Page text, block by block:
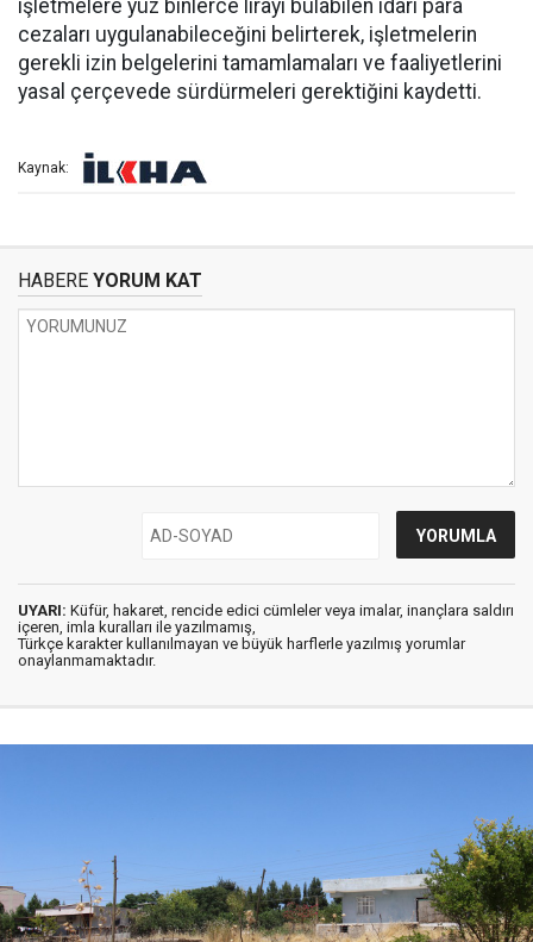
işletmelere yüz binlerce lirayı bulabilen idari para
cezaları uygulanabileceğini belirterek, işletmelerin
gerekli izin belgelerini tamamlamaları ve faaliyetlerini
yasal çerçevede sürdürmeleri gerektiğini kaydetti.
Kaynak:
HABERE YORUM KAT
UYARI: Küfür, hakaret, rencide edici cümleler veya imalar, inançlara saldırı
içeren, imla kuralları ile yazılmamış,
Türkçe karakter kullanılmayan ve büyük harflerle yazılmış yorumlar
onaylanmamaktadır.